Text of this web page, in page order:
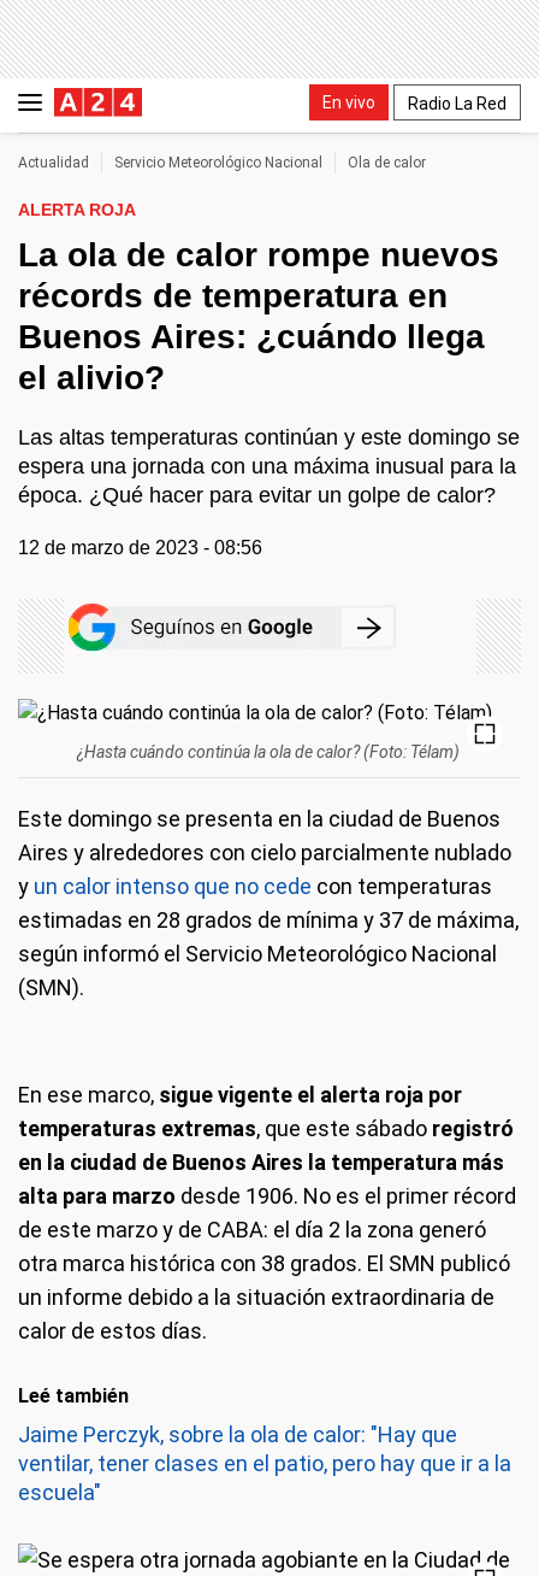
En vivo Radio La Red
Actualidad Servicio Meteorológico Nacional Ola de calor
ALERTA ROJA
La ola de calor rompe nuevos
récords de temperatura en
Buenos Aires: ¿cuándo llega
el alivio?
Las altas temperaturas continúan y este domingo se
espera una jornada con una máxima inusual para la
época. ¿Qué hacer para evitar un golpe de calor?
12 de marzo de 2023 - 08:56
¿Hasta cuándo continúa la ola de calor? (Foto: Télam)
Este domingo se presenta en la ciudad de Buenos
Aires y alrededores con cielo parcialmente nublado
y un calor intenso que no cede con temperaturas
estimadas en 28 grados de mínima y 37 de máxima,
según informó el Servicio Meteorológico Nacional
(SMN).
En ese marco, sigue vigente el alerta roja por
temperaturas extremas, que este sábado registró
en la ciudad de Buenos Aires la temperatura más
alta para marzo desde 1906. No es el primer récord
de este marzo y de CABA: el día 2 la zona generó
otra marca histórica con 38 grados. El SMN publicó
un informe debido a la situación extraordinaria de
calor de estos días.
Leé también
Jaime Perczyk, sobre la ola de calor: "Hay que
ventilar, tener clases en el patio, pero hay que ir a la
escuela"